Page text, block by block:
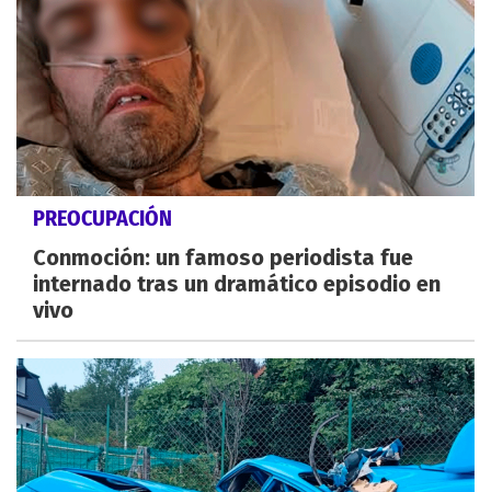
PREOCUPACIÓN
Conmoción: un famoso periodista fue
internado tras un dramático episodio en
vivo